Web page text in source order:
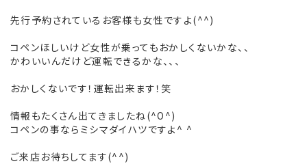
先行予約されているお客様も女性ですよ(^^)
コペンほしいけど女性が乗ってもおかしくないかな、、
かわいいんだけど運転できるかな、、、
おかしくないです！運転出来ます！笑
情報もたくさん出てきましたね(^O^)
コペンの事ならミシマダイハツですよ^ ^
ご来店お待ちしてます(^^)